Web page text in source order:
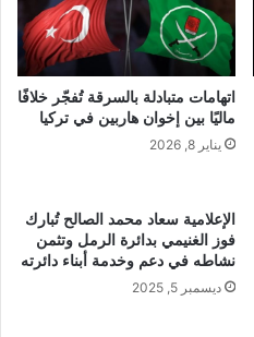
اتهامات متبادلة بالسرقة تُفجّر خلافًا
ماليًا بين إخوان هاربين في تركيا
يناير 8, 2026
الإعلامية سعاد محمد الصالح تُبارك
فوز الغنيمي بدائرة الرمل وتثمن
نشاطه في دعم وخدمة أبناء دائرته
ديسمبر 5, 2025